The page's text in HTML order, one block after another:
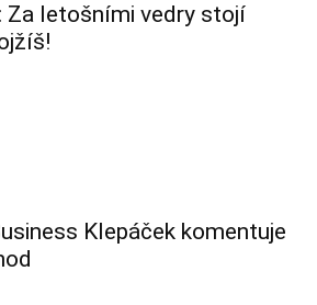
Za letošními vedry stojí
Klepáček komentuje